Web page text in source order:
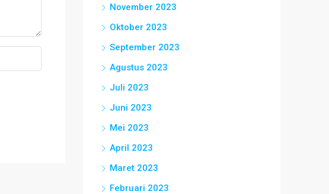
November 2023
Oktober 2023
September 2023
Agustus 2023
Juli 2023
Juni 2023
Mei 2023
April 2023
Maret 2023
Februari 2023